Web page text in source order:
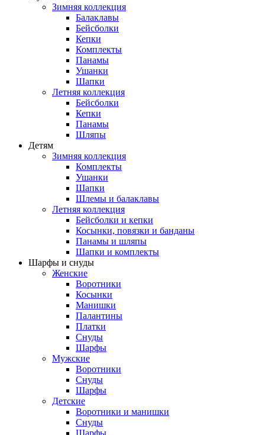
Зимняя коллекция
Балаклавы
Бейсболки
Кепки
Комплекты
Панамы
Ушанки
Шапки
Летняя коллекция
Бейсболки
Кепки
Панамы
Шляпы
Детям
Зимняя коллекция
Комплекты
Ушанки
Шапки
Шлемы и балаклавы
Летняя коллекция
Бейсболки и кепки
Косынки, повязки и банданы
Панамы и шляпы
Шапки и комплекты
Шарфы и снуды
Женские
Воротники
Косынки
Манишки
Палантины
Платки
Снуды
Шарфы
Мужские
Воротники
Снуды
Шарфы
Детские
Воротники и манишки
Снуды
Шарфы